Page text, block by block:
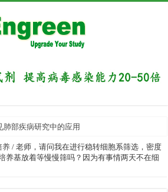
部疾病研究中的应用
研交流平台？
养 / 老师，请问我在进行稳转细胞系筛选，密度
养基放着等慢慢筛吗？因为有事情两天不在细